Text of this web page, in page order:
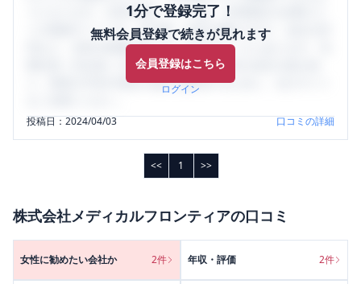
1分で登録完了！
無料会員登録で続きが見れます
会員登録はこちら
ログイン
うになります。SHEHUB(シーハブ)は、女性限定の企業口コ
ミの投稿サイトです。給与面・女性の働きやすさ・会社の評
判など、女性の転職は気にすべき点がたくさんあります。先
輩社員（元社員）の口コミを通して、本当の会社の姿を知
り、将来の不安や現在の悩みを解消するために、ぜひサイト
投稿日：2024/04/03 口コミの詳細
<< 1 >>
株式会社メディカルフロンティアの口コミ
女性に勧めたい会社か 2件 年収・評価 2件